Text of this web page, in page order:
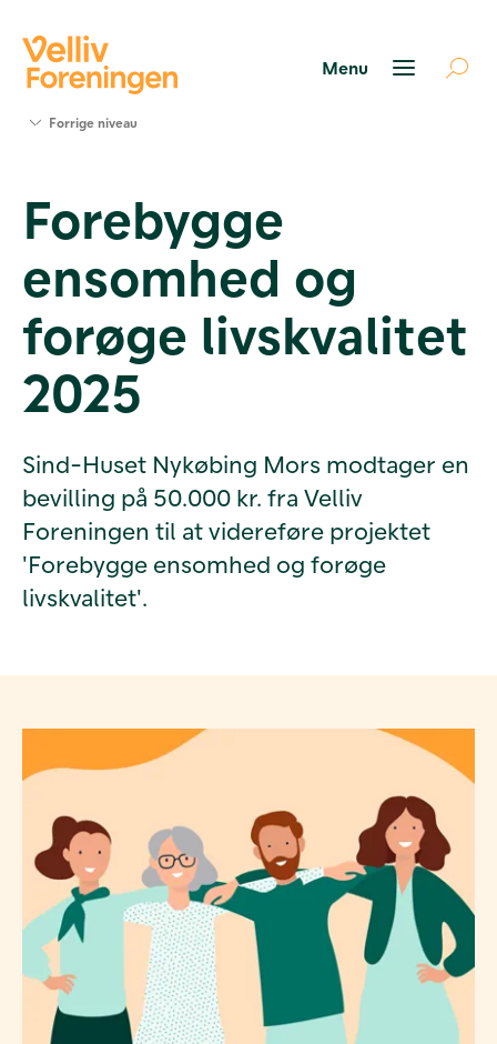
Værktøjer
og viden
Foreningen
os
Forrige niveau
Forebygge
ensomhed og
forøge livskvalitet
2025
Sind-Huset Nykøbing Mors modtager en
bevilling på 50.000 kr. fra Velliv
Foreningen til at videreføre projektet
'Forebygge ensomhed og forøge
livskvalitet'.